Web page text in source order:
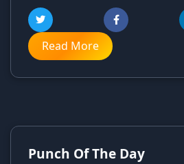
Read More
Punch Of The Day